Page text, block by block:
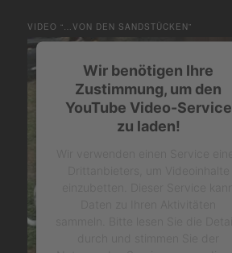
VIDEO “…VON DEN SANDSTÜCKEN”
Wir benötigen Ihre
Zustimmung, um den
YouTube Video-Service
zu laden!